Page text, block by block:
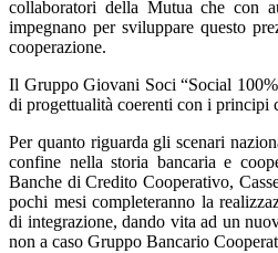
collaboratori della Mutua che con
impegnano per sviluppare questo
cooperazione.
Il Gruppo Giovani Soci “Social
di progettualità coerenti con i principi
Per quanto riguarda gli scenari
confine nella storia bancaria e
Banche di Credito Cooperativo,
pochi mesi completeranno la
di integrazione, dando vita ad un
non a caso Gruppo Bancario